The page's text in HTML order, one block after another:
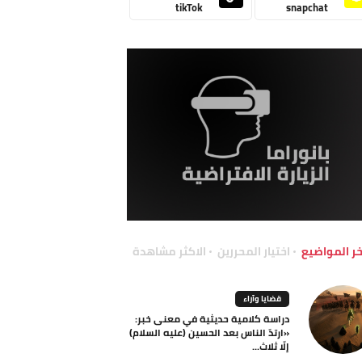
snapchat
tikTok
المواضيع اختيار المحررين الاكثر مشاهدة
قضايا وآراء
دراسة كلامية حديثية في معنى خبر:
«ارتدّ الناس بعد الحسين (عليه السلام)
إلّا ثلاث...